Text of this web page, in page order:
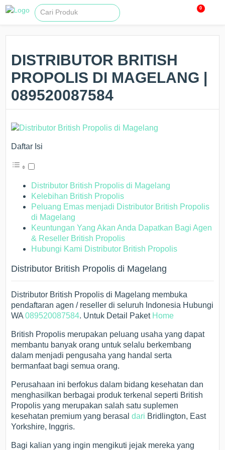
0
DISTRIBUTOR BRITISH
PROPOLIS DI MAGELANG |
089520087584
Daftar Isi
Distributor British Propolis di Magelang
Kelebihan British Propolis
Peluang Emas menjadi Distributor British Propolis
di Magelang
Keuntungan Yang Akan Anda Dapatkan Bagi Agen
& Reseller British Propolis
Hubungi Kami Distributor British Propolis
Distributor British Propolis di Magelang
Distributor British Propolis di Magelang membuka
pendaftaran agen / reseller di seluruh Indonesia Hubungi
WA089520087584. Untuk Detail Paket Home
British Propolis merupakan peluang usaha yang dapat
membantu banyak orang untuk selalu berkembang
dalam menjadi pengusaha yang handal serta
bermanfaat bagi semua orang.
Perusahaan ini berfokus dalam bidang kesehatan dan
menghasilkan berbagai produk terkenal seperti British
Propolis yang merupakan salah satu suplemen
kesehatan premium yang berasaldari Bridlington, East
Yorkshire, Inggris.
Bagi kalian yang ingin mengikuti jejak mereka yang